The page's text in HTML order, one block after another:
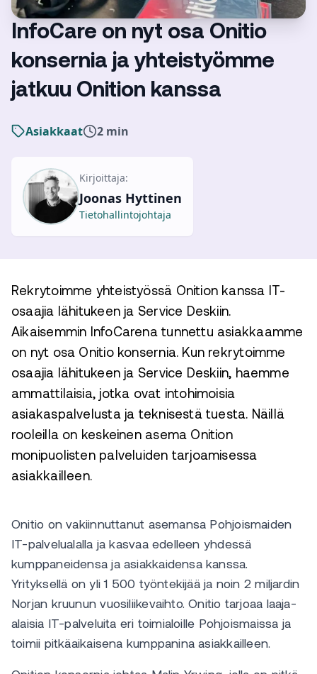
InfoCare on nyt osa Onitio
konsernia ja yhteistyömme
jatkuu Onition kanssa
Asiakkaat 2 min
Kirjoittaja:
Joonas Hyttinen
Tietohallintojohtaja
Rekrytoimme yhteistyössä Onition kanssa IT-
osaajia lähitukeen ja Service Deskiin.
Aikaisemmin InfoCarena tunnettu asiakkaamme
on nyt osa Onitio konsernia. Kun rekrytoimme
osaajia lähitukeen ja Service Deskiin, haemme
ammattilaisia, jotka ovat intohimoisia
asiakaspalvelusta ja teknisestä tuesta. Näillä
rooleilla on keskeinen asema Onition
monipuolisten palveluiden tarjoamisessa
asiakkailleen.
Onitio on vakiinnuttanut asemansa Pohjoismaiden
IT-palvelualalla ja kasvaa edelleen yhdessä
kumppaneidensa ja asiakkaidensa kanssa.
Yrityksellä on yli 1 500 työntekijää ja noin 2 miljardin
Norjan kruunun vuosiliikevaihto. Onitio tarjoaa laaja-
alaisia IT-palveluita eri toimialoille Pohjoismaissa ja
toimii pitkäaikaisena kumppanina asiakkailleen.